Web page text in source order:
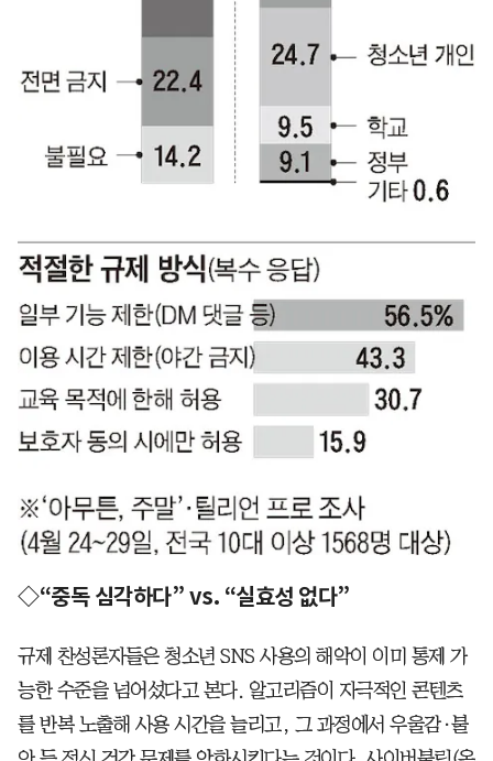
◇“중독 심각하다” vs. “실효성 없다”
규제 찬성론자들은 청소년 SNS 사용의 해악이 이미 통제 가
능한 수준을 넘어섰다고 본다. 알고리즘이 자극적인 콘텐츠
를 반복 노출해 사용 시간을 늘리고, 그 과정에서 우울감·불